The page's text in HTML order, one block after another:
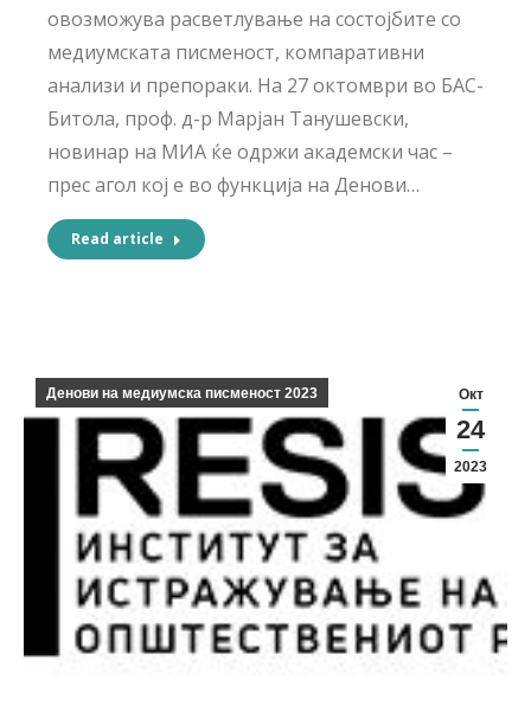
овозможува расветлување на состојбите со
медиумската писменост, компаративни
анализи и препораки. На 27 октомври во БАС-
Битола, проф. д-р Марјан Танушевски,
новинар на МИА ќе одржи академски час –
прес агол кој е во функција на Денови…
Read article
Окт
24
2023
Денови на медиумска писменост 2023